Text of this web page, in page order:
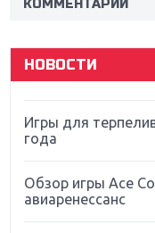
КОММЕНТАРИИ
НОВОСТИ
Far Cry 5: хвалить
Игры для
года
Обзор игры Ace
авиаренессанс